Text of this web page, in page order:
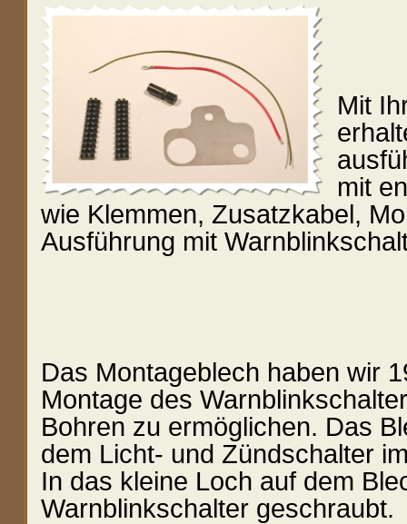
Mit
mit
wie Klemmen, Zusatzkabel,
Ausführung mit
Das Montageblech haben wir
Montage des
Bohren zu ermöglichen. Das
dem Licht- und Zündschalter
In das kleine Loch auf dem
Warnblinkschalter geschraubt.